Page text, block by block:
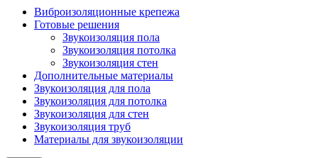
Виброизоляционные крепежа
Готовые решения
Звукоизоляция пола
Звукоизоляция потолка
Звукоизоляция стен
Дополнительные материалы
Звукоизоляция для пола
Звукоизоляция для потолка
Звукоизоляция для стен
Звукоизоляция труб
Материалы для звукоизоляции